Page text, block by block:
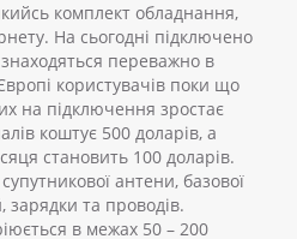
комплект обладнання,
На сьогодні підключено
переважно в
користувачів поки що
на підключення зростає
коштує 500 доларів, а
становить 100 доларів.
антени, базової
зарядки та проводів.
в межах 50 – 200